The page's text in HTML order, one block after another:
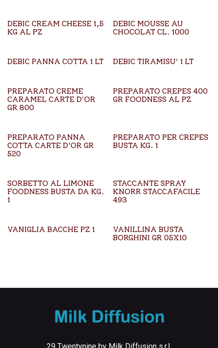
DEBIC CREAM CHEESE 1,5
KG AL PZ
DEBIC MOUSSE AU
CHOCOLAT CL. 1000
DEBIC PANNA COTTA 1 LT DEBIC TIRAMISU' 1 LT
PREPARATO CREME
CARAMEL CARTE D'OR
GR 800
PREPARATO CREPES 400
GR FOODNESS AL PZ
PREPARATO PANNA
COTTA CARTE D'OR GR
520
PREPARATO PER CREPES
BUSTA KG. 1
SORBETTO AL LIMONE
FOODNESS BUSTA DA KG.
1
STACCANTE SPRAY
KNORR STACCAFACILE
493
VANIGLIA BACCHE PZ 1
VANILLINA BUSTA
BORGHINI GR 05X10